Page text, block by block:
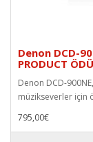
Denon DCD-
PRODUCT
Denon DCD-
müzikseverler için
795,00€